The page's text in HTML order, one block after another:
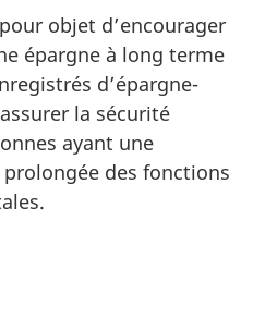
objet d’encourager
épargne à long terme
d’épargne-
la sécurité
ayant une
des fonctions